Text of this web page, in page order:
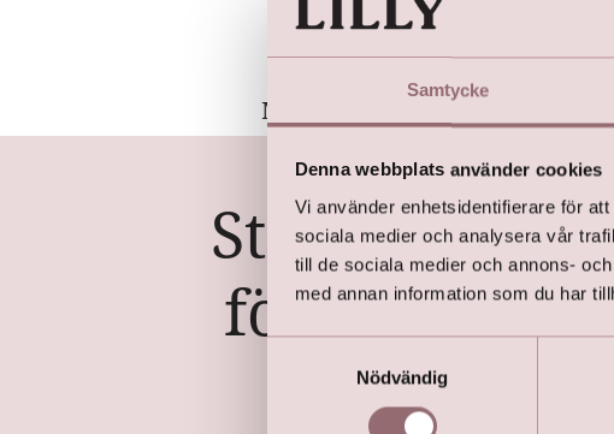
Samtycke
Denna webbplats använder cookies
Vi använder enhetsidentifierare för
sociala medier och analysera vår
till de sociala medier och annons-
med annan information som du har
Nödvändig
Midjeband
Stilfull
för Tjejer:
Kjolar,